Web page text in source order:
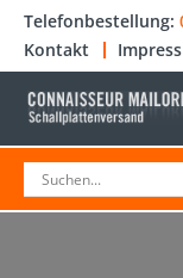
Telefonbestellung:
Kontakt